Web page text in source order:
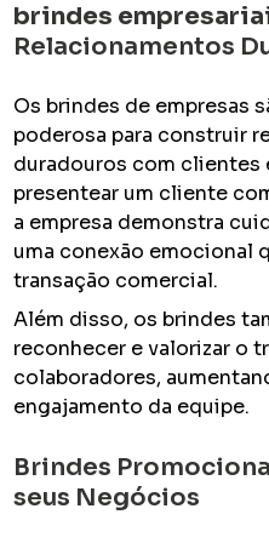
brindes
Relacionamentos
Os brindes de empresas
poderosa para construir
duradouros com clientes
presentear um cliente
a empresa demonstra
uma conexão emocional
transação comercial.
Além disso, os brindes
reconhecer e valorizar o
colaboradores,
engajamento da equipe.
Brindes
seus Negócios